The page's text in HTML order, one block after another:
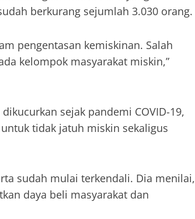
berkurang sejumlah 3.030 orang.
pengentasan kemiskinan. Salah
kelompok masyarakat miskin,”
sejak pandemi COVID-19,
tidak jatuh miskin sekaligus
sudah mulai terkendali. Dia menilai,
daya beli masyarakat dan